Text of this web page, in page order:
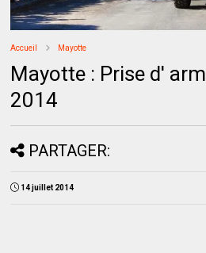
Accueil Mayotte
Mayotte : Prise d'
2014
PARTAGER:
14 juillet 2014